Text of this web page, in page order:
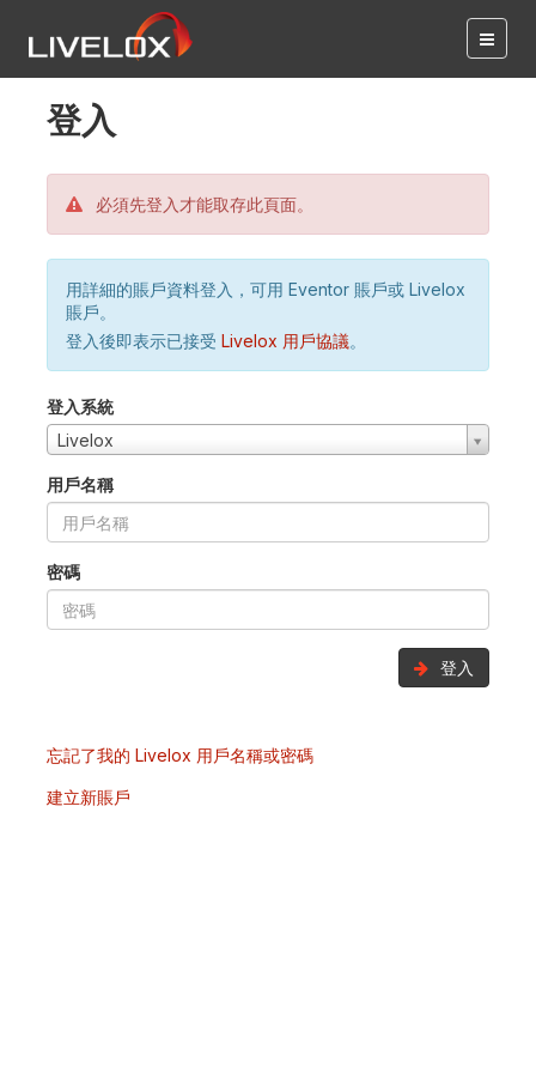
登入
必須先登入才能取存此頁面。
用詳細的賬戶資料登入，可用 Eventor 賬戶或 Livelox
賬戶。
登入後即表示已接受 Livelox 用戶協議。
登入系統
Livelox
用戶名稱
密碼
登入
忘記了我的 Livelox 用戶名稱或密碼
建立新賬戶